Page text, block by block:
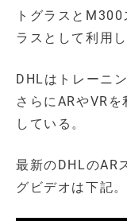
トグラスと
ラスとして利用し
DHLはトレーニ
さらにARやVR
している。
最新のDHLのAR
グビデオは下記。